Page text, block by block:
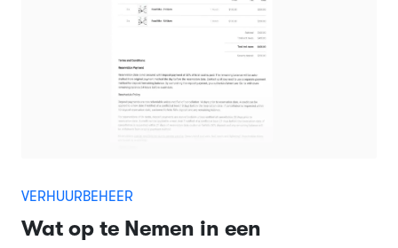
VERHUURBEHEER
Wat op te Nemen in een